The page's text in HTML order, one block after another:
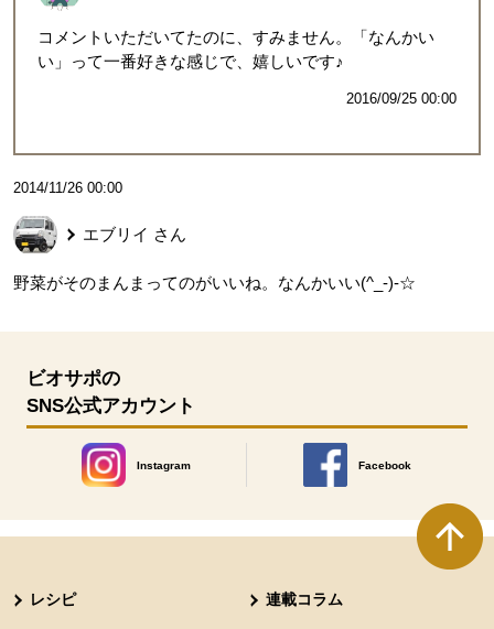
コメントいただいてたのに、すみません。「なんかい
い」って一番好きな感じで、嬉しいです♪
2016/09/25 00:00
2014/11/26 00:00
エブリイ さん
野菜がそのまんまってのがいいね。なんかいい(^_-)-☆
ビオサポの
SNS公式アカウント
Instagram
別のウィンドウで開きます。
Facebook
別のウィンドウで開きます
レシピ 連載コラム